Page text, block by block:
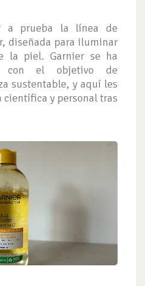
a prueba la línea de
diseñada para iluminar
la piel. Garnier se ha
con el objetivo de
sustentable, y aquí les
y personal tras